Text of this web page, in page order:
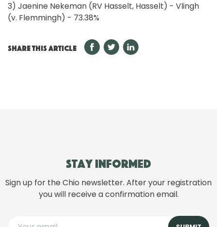
3) Jaenine Nekeman (RV Hasselt, Hasselt) - Vlingh
(v. Flemmingh) - 73.38%
SHARE THIS ARTICLE
Stay informed
Sign up for the Chio newsletter. After your registration
you will receive a confirmation email.